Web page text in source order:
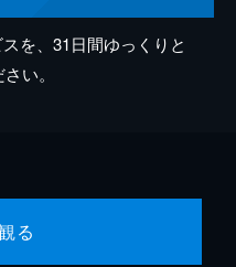
を、31日間ゆっくりと
い。
る